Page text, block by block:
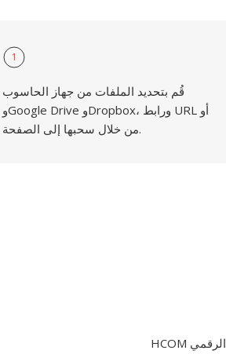
1
قُم بتحديد الملفات من جهاز الحاسوب
وGoogle Drive وDropbox، ورابط URL أو
من خلال سحبها إلى الصفحة.